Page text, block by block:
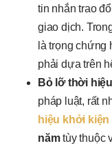
tin nhắn trao
giao dịch.
là trọng chứng
phải dựa trên
Bỏ lỡ thời
pháp luật, rất
hiệu khởi kiện
nămtùy thuộc